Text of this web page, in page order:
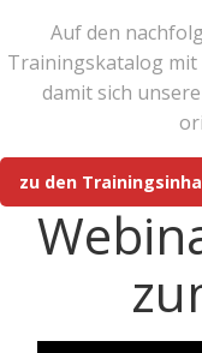
Auf den
Trainingskatalog
damit sich
zu den